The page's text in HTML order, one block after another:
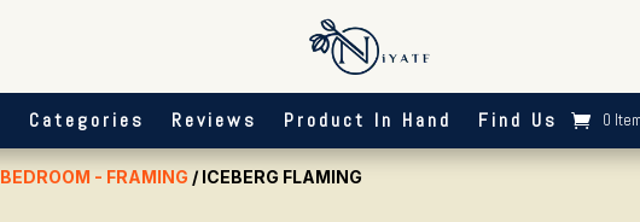
Categories Reviews Product In Hand Find Us 0
BEDROOM - FRAMING / ICEBERG FLAMING